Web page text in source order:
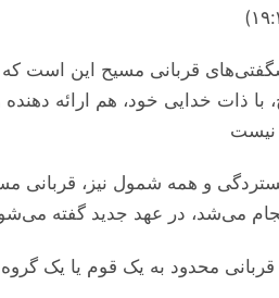
قربانی مسیح این است که
با ذات خدایی خود، هم ارائه‌
نیست
و همه شمول نیز، قربانی
می‌‌شد، در عهد جدید گفته می‌‌شود
قربانی محدود به یک قوم یا یک